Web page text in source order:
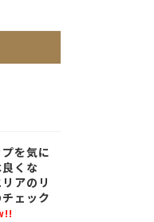
を気に
くな
アのリ
ェック